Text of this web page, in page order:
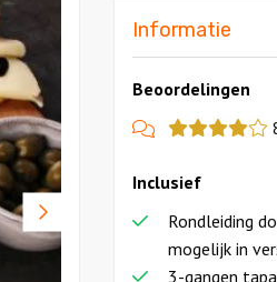
Volgende
foto
Informatie
Beoordelingen
View
reviews
Inclusief
Rondleiding
mogelijk in
3-gangen